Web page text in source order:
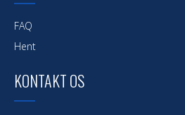
FAQ
Hent
KONTAKT OS